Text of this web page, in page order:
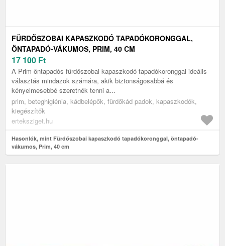
FÜRDŐSZOBAI KAPASZKODÓ TAPADÓKORONGGAL,
ÖNTAPADÓ-VÁKUMOS, PRIM, 40 CM
17 100 Ft
A Prim öntapadós fürdőszobai kapaszkodó tapadókoronggal ideális
választás mindazok számára, akik biztonságosabbá és
kényelmesebbé szeretnék tenni a...
prim, beteghigiénia, kádbelépők, fürdőkád padok, kapaszkodók,
kiegészítők
erteksziget.hu
Hasonlók, mint Fürdőszobai kapaszkodó tapadókoronggal, öntapadó-
vákumos, Prim, 40 cm